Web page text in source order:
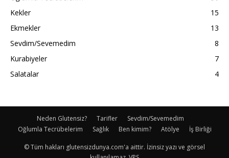
Kekler
15
Ekmekler
13
Sevdim/Sevemedim
8
Kurabiyeler
7
Salatalar
4
Neden Glutensiz? Tarifler
Sevdim/Sevemedim
Oğlumla Tecrübelerim
Sağlık Ben kimim? Atölye İş Birliği
© Tüm hakları glutensizdunya.com'a aittir. İzinsiz yazı ve görsel